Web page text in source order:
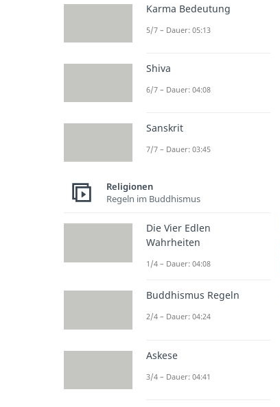
Karma Bedeutung
5/7 – Dauer: 05:13
Shiva
6/7 – Dauer: 04:08
Sanskrit
7/7 – Dauer: 03:45
Religionen
Regeln im Buddhismus
Die Vier Edlen
Wahrheiten
1/4 – Dauer: 04:08
Buddhismus Regeln
2/4 – Dauer: 04:24
Askese
3/4 – Dauer: 04:41